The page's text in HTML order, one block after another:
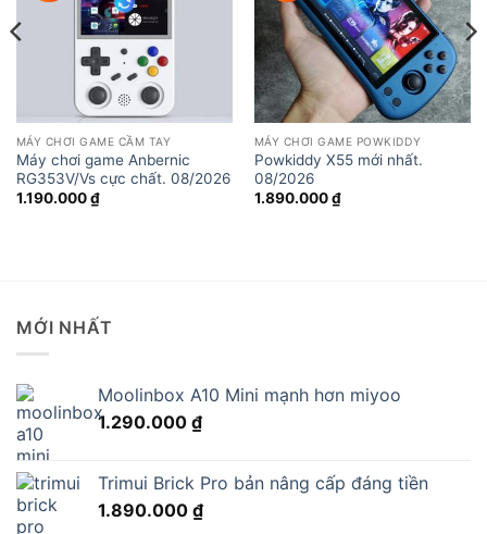
MÁY CHƠI GAME CẦM TAY
Máy chơi game Anbernic
RG353V/Vs cực chất. 08/2026
1.190.000₫
MÁY CHƠI GAME POWKIDDY
Powkiddy X55 mới nhất.
08/2026
1.890.000₫
MỚI NHẤT
Moolinbox A10 Mini mạnh hơn miyoo
1.290.000 ₫
Trimui Brick Pro bản nâng cấp đáng tiền
1.890.000 ₫